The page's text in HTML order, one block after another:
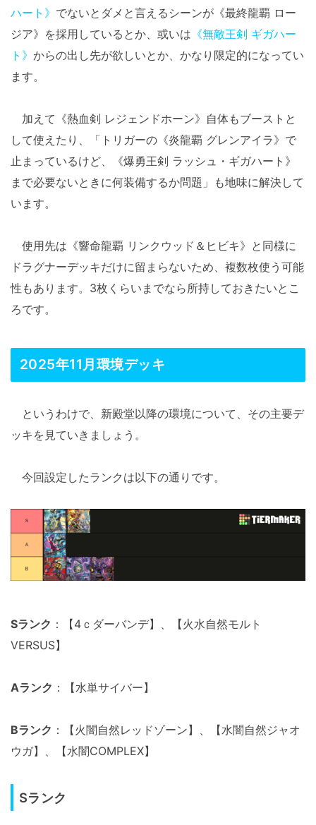
ハート》 でないとダメと言えるシーンが《最終龍覇 ロー
ジア》を採用しているとか、或いは 《無敵王剣 ギガハー
ト》 からの出し先が欲しいとか、かなり限定的になってい
ます。
加えて《熱血剣 レジェンドホーン》自体もブーストと
して使えたり、「トリガーの《炎龍覇 グレンアイラ》で
止まっているけど、《爆勇王剣 ラッシュ・ギガハート》
まで必要ないときに何装備するか問題」も地味に解決して
います。
使用先は《響命龍覇 リンクウッド＆ヒビキ》と同様に
ドラグナーデッキだけに留まらないため、複数枚使う可能
性もあります。3枚くらいまでなら所持しておきたいとこ
ろです。
2025年11月環境デッキ
というわけで、新殿堂以降の環境について、その主要デ
ッキを見ていきましょう。
今回設定したランクは以下の通りです。
Sランク ：【4ｃダーバンデ】、【火水自然モルト
VERSUS】
Aランク ：【水単サイバー】
Bランク ：【火闇自然レッドゾーン】、【水闇自然ジャオ
ウガ】、【水闇COMPLEX】
Sランク